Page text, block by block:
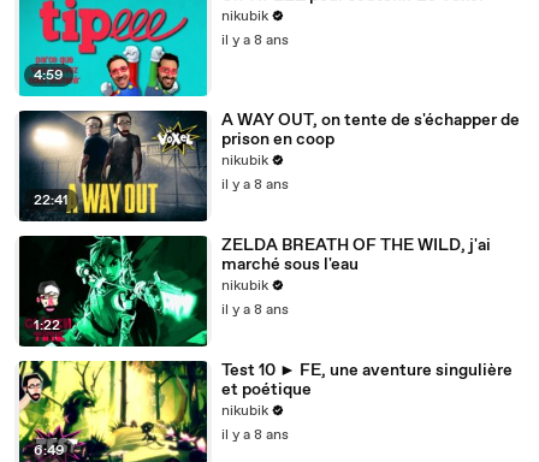
4:59
nikubik
il y a 8 ans
22:41
A WAY OUT, on tente de s'échapper de
prison en coop
nikubik
il y a 8 ans
1:22
ZELDA BREATH OF THE WILD, j'ai
marché sous l'eau
nikubik
il y a 8 ans
6:49
Test 10 ► FE, une aventure singulière
et poétique
nikubik
il y a 8 ans